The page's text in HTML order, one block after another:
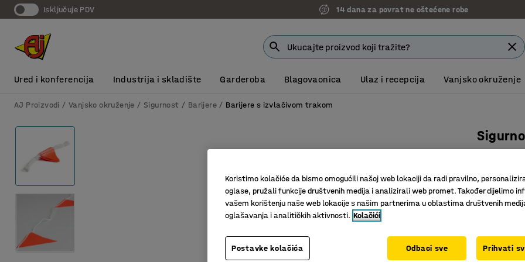
Isključuje PDV 14 dana za povrat ne oštećene robe
Ured i konferencija Industrija i skladište Garderoba Blagovaonica Ulaz i recepcija Vanjsko okruženje
AJ Proizvodi Vanjsko okruženje Sigurnost Barijere Barijere s izvlačivom trakom
:
Za
Jasna
Idealan
52,00
Koristimo kolačiće da bismo omogućili našoj web lokaciji da radi pravilno,
oglase, pružali funkcije društvenih medija i analizirali web promet. Također dijelimo
vašem korištenju naše web lokacije s našim partnerima u oblastima društvenih
oglašavanja i analitičkih aktivnosti. Kolačići
Postavke kolačića Odbaci sve Prihvati